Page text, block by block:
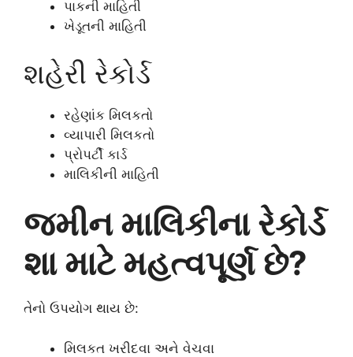
પાકની માહિતી
ખેડૂતની માહિતી
શહેરી રેકોર્ડ
રહેણાંક મિલકતો
વ્યાપારી મિલકતો
પ્રોપર્ટી કાર્ડ
માલિકીની માહિતી
જમીન માલિકીના રેકોર્ડ
શા માટે મહત્વપૂર્ણ છે?
તેનો ઉપયોગ થાય છે:
મિલકત ખરીદવા અને વેચવા